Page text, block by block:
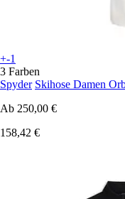
+-1
3 Farben
Spyder Skihose Damen
Ab 250,00 €
158,42 €